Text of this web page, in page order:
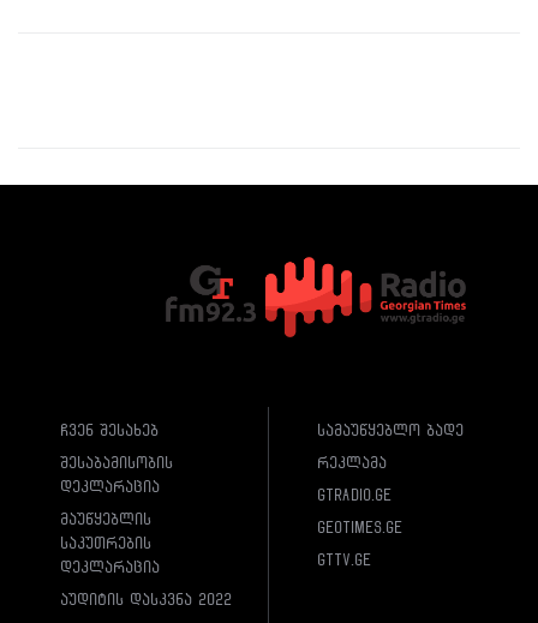
ჩვენ შესახებ
შესაბამისობის
დეკლარაცია
მაუწყებლის
საკუთრების
დეკლარაცია
აუდიტის დასკვნა 2022
სამაუწყებლო ბადე
რეკლამა
gtradio.ge
geotimes.ge
gttv.ge